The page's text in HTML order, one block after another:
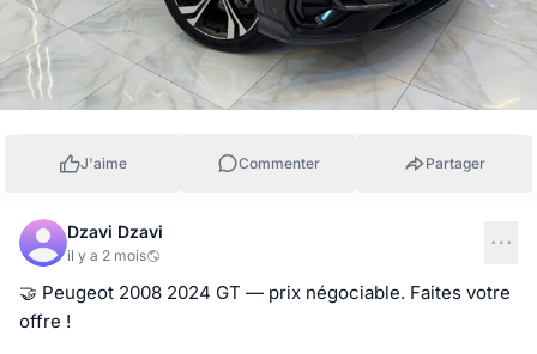
J'aime Commenter Partager
Dzavi Dzavi
il y a 2 mois
🤝 Peugeot 2008 2024 GT — prix négociable. Faites votre
offre !